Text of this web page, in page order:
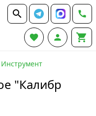
 
  
Инструмент
"Калибр